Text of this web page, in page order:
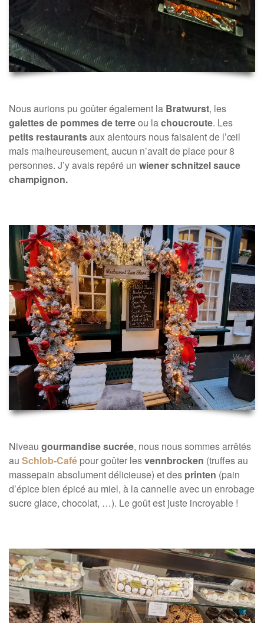
Nous aurions pu goûter également la Bratwurst, les
galettes de pommes de terreou lachoucroute. Les
petits restaurantsaux alentours nous faisaient de l’œil
mais malheureusement, aucun n’avait de place pour 8
personnes. J’y avais repéré un wiener schnitzel sauce
champignon.
Niveau gourmandise sucrée, nous nous sommes arrêtés
au Schlob-Café pour goûter lesvennbrocken (truffes au
massepain absolument délicieuse) et des printen (pain
d’épice bien épicé au miel, à la cannelle avec un enrobage
sucre glace, chocolat, …). Le goût est juste incroyable !